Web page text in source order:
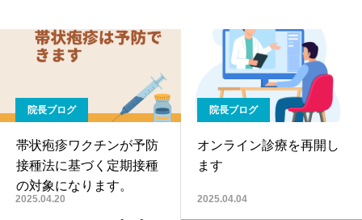
院長ブログ
帯状疱疹ワクチンが予防
接種法に基づく定期接種
の対象になります。
2025.04.20
院長ブログ
オンライン診療を再開し
ます
2025.04.04